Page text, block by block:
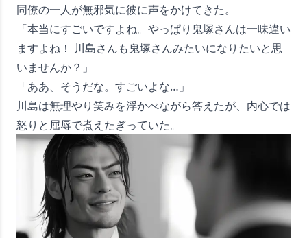
同僚の一人が無邪気に彼に声をかけてきた。
「本当にすごいですよね。やっぱり鬼塚さんは一味違い
ますよね！ 川島さんも鬼塚さんみたいになりたいと思
いませんか？」
「ああ、そうだな。すごいよな…」
川島は無理やり笑みを浮かべながら答えたが、内心では
怒りと屈辱で煮えたぎっていた。